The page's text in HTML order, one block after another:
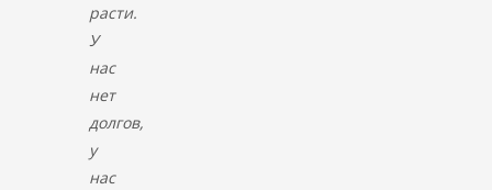
расти.
У
нас
нет
долгов,
у
нас